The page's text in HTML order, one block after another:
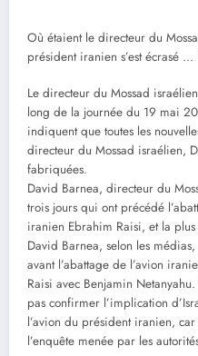
Où étaient le directeur du
président iranien s’est écrasé …
Le directeur du Mossad
long de la journée du 19 mai
indiquent que toutes les
directeur du Mossad israélien,
fabriquées.
David Barnea, directeur du
trois jours qui ont précédé
iranien Ebrahim Raisi, et la
David Barnea, selon les
avant l’abattage de l’avion
Raisi avec Benjamin
pas confirmer l’implication
l’avion du président iranien,
l’enquête menée par les